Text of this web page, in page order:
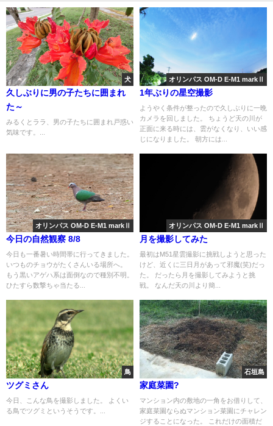
犬
久しぶりに男の子たちに囲まれ
た～
みるくとララ、男の子たちに囲まれ戸惑い
気味です。...
オリンパス OM-D E-M1 markⅡ
1年ぶりの星空撮影
ようやく条件が整ったので久しぶりに一晩
カメラを回しました。 ちょうど天の川が
正面に来る時には、雲がなくなり、いい感
じになりました。 朝方には...
オリンパス OM-D E-M1 markⅡ
今日の自然観察 8/8
今日も一番暑い時間帯に行ってきました。
いつものチョウがたくさんいる場所へ。
もう黒いアゲハ系は面倒なので種別不明。
ひたすら数撃ちゃ当たる...
オリンパス OM-D E-M1 markⅡ
月を撮影してみた
最初はM51星雲撮影に挑戦しようと思った
けど、近くに三日月があって邪魔(笑)だっ
た。 だったら月を撮影してみようと挑
戦。 なんだ天の川より簡...
鳥
ツグミさん
今日、こんな鳥を撮影しました。 よくい
る鳥でツグミというそうです。...
石垣島
家庭菜園?
マンション内の敷地の一角をお借りして、
家庭菜園ならぬマンション菜園にチャレン
ジすることになった。 これだけの面積だ